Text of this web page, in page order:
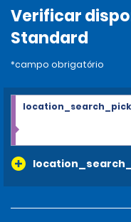
Verificar
Standard
*campo obrigatório